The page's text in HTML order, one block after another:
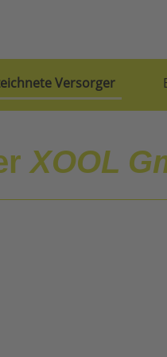
Versorger
XOOL